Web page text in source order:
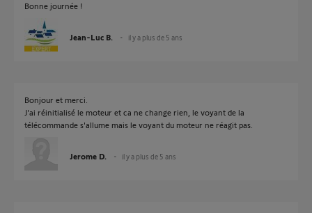
Bonne journée !
Jean-Luc B. il y a plus de 5 ans
Bonjour et merci.
J'ai réinitialisé le moteur et ca ne change rien, le voyant de la
télécommande s'allume mais le voyant du moteur ne réagit pas.
Jerome D. il y a plus de 5 ans